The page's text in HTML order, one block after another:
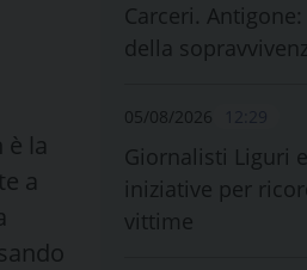
la
a
Carceri.
della
05/08/2026
Giornalisti Liguri
iniziative per
vittime